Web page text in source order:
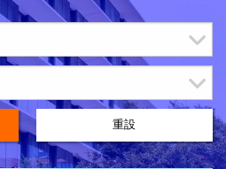
重設